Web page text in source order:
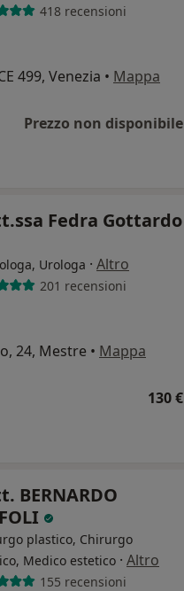
418 recensioni
499, Venezia • Mappa
Prezzo non disponibile
Fedra Gottardo
Urologa · Altro
201 recensioni
24, Mestre • Mappa
130 €
BERNARDO
plastico, Chirurgo
Medico estetico · Altro
155 recensioni